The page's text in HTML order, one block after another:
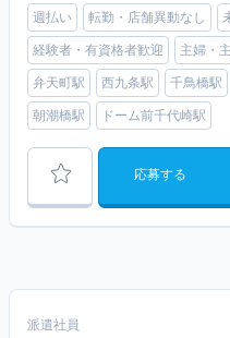
週払い
転勤・店舗異動なし
経験者・有資格者歓迎
主婦・
弁天町駅
西九条駅 千鳥橋駅
朝潮橋駅
ドーム前千代崎駅
応募する
派遣社員